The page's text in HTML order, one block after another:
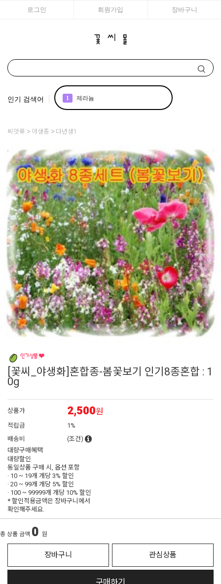
로그인 회원가입 장바구니
인기 검색어 1 제라늄
4 조날
5 리갈
6 매발톱
7 아이비 제라늄
8 에키네시아
9 대국
10 플록스
씨앗류 야생종 다년생1
[꽃씨_야생화]혼합종-봄꽃보기 인기8종혼합 : 1
0g
상품가 2,500원
적립금
1%
배송비
(조건)
대량구매혜택
대량할인
동일상품 구매 시, 옵션 포함
· 10 ~ 19개 개당3% 할인
· 20 ~ 99개 개당 5% 할인
· 100 ~ 99999개 개당 10% 할인
* 할인적용금액은 장바구니에서
확인해주세요.
총 상품 금액 0 원
장바구니 관심상품